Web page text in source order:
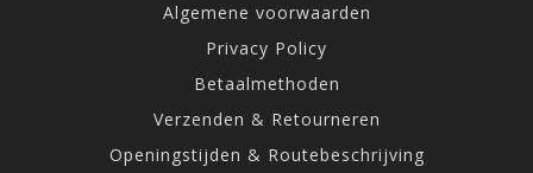
Algemene voorwaarden
Privacy Policy
Betaalmethoden
Verzenden & Retourneren
Openingstijden & Routebeschrijving